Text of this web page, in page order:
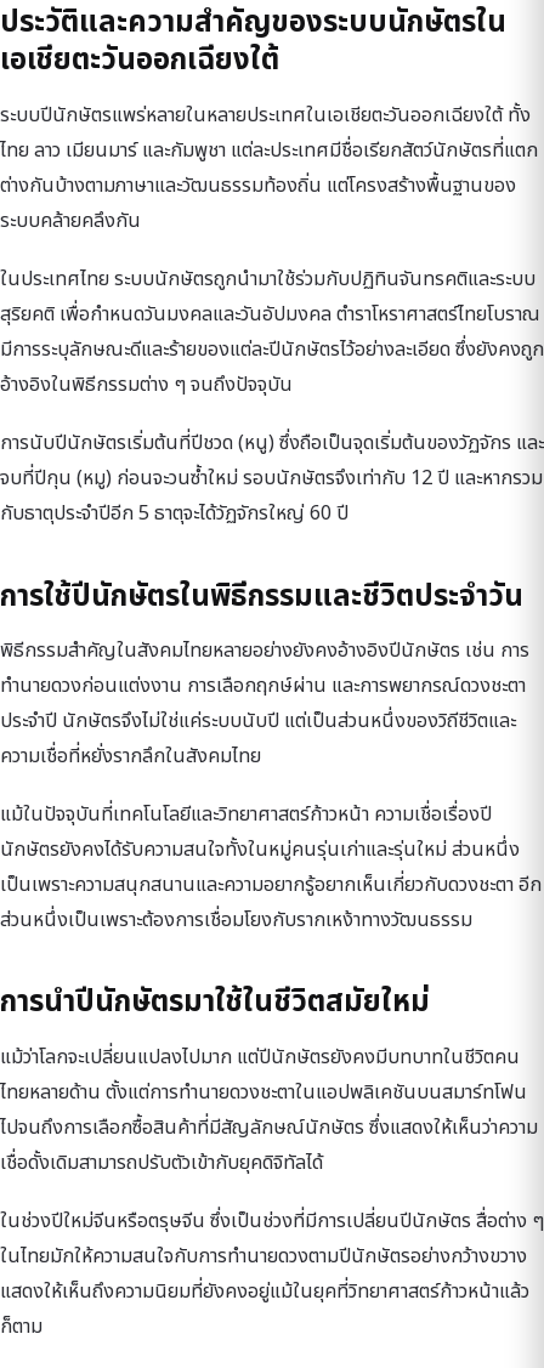
ประวัติและความสำคัญของระบบนักษัตรใน
เอเชียตะวันออกเฉียงใต้
ระบบปีนักษัตรแพร่หลายในหลายประเทศในเอเชียตะวันออกเฉียงใต้ ทั้ง
ไทย ลาว เมียนมาร์ และกัมพูชา แต่ละประเทศมีชื่อเรียกสัตว์นักษัตรที่แตก
ต่างกันบ้างตามภาษาและวัฒนธรรมท้องถิ่น แต่โครงสร้างพื้นฐานของ
ระบบคล้ายคลึงกัน
ในประเทศไทย ระบบนักษัตรถูกนำมาใช้ร่วมกับปฏิทินจันทรคติและระบบ
สุริยคติ เพื่อกำหนดวันมงคลและวันอัปมงคล ตำราโหราศาสตร์ไทยโบราณ
มีการระบุลักษณะดีและร้ายของแต่ละปีนักษัตรไว้อย่างละเอียด ซึ่งยังคงถูก
อ้างอิงในพิธีกรรมต่าง ๆ จนถึงปัจจุบัน
การนับปีนักษัตรเริ่มต้นที่ปีชวด (หนู) ซึ่งถือเป็นจุดเริ่มต้นของวัฏจักร และ
จบที่ปีกุน (หมู) ก่อนจะวนซ้ำใหม่ รอบนักษัตรจึงเท่ากับ 12 ปี และหากรวม
กับธาตุประจำปีอีก 5 ธาตุจะได้วัฏจักรใหญ่ 60 ปี
การใช้ปีนักษัตรในพิธีกรรมและชีวิตประจำวัน
พิธีกรรมสำคัญในสังคมไทยหลายอย่างยังคงอ้างอิงปีนักษัตร เช่น การ
ทำนายดวงก่อนแต่งงาน การเลือกฤกษ์ผ่าน และการพยากรณ์ดวงชะตา
ประจำปี นักษัตรจึงไม่ใช่แค่ระบบนับปี แต่เป็นส่วนหนึ่งของวิถีชีวิตและ
ความเชื่อที่หยั่งรากลึกในสังคมไทย
แม้ในปัจจุบันที่เทคโนโลยีและวิทยาศาสตร์ก้าวหน้า ความเชื่อเรื่องปี
นักษัตรยังคงได้รับความสนใจทั้งในหมู่คนรุ่นเก่าและรุ่นใหม่ ส่วนหนึ่ง
เป็นเพราะความสนุกสนานและความอยากรู้อยากเห็นเกี่ยวกับดวงชะตา อีก
ส่วนหนึ่งเป็นเพราะต้องการเชื่อมโยงกับรากเหง้าทางวัฒนธรรม
การนำปีนักษัตรมาใช้ในชีวิตสมัยใหม่
แม้ว่าโลกจะเปลี่ยนแปลงไปมาก แต่ปีนักษัตรยังคงมีบทบาทในชีวิตคน
ไทยหลายด้าน ตั้งแต่การทำนายดวงชะตาในแอปพลิเคชันบนสมาร์ทโฟน
ไปจนถึงการเลือกซื้อสินค้าที่มีสัญลักษณ์นักษัตร ซึ่งแสดงให้เห็นว่าความ
เชื่อดั้งเดิมสามารถปรับตัวเข้ากับยุคดิจิทัลได้
ในช่วงปีใหม่จีนหรือตรุษจีน ซึ่งเป็นช่วงที่มีการเปลี่ยนปีนักษัตร สื่อต่าง ๆ
ในไทยมักให้ความสนใจกับการทำนายดวงตามปีนักษัตรอย่างกว้างขวาง
แสดงให้เห็นถึงความนิยมที่ยังคงอยู่แม้ในยุคที่วิทยาศาสตร์ก้าวหน้าแล้ว
ก็ตาม